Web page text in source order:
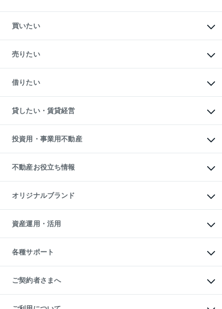
買いたい
新築・分譲マンションの購入
中古マンションの購入
一戸建ての購入
中古一戸建ての購入
不動産購入の流れ
注目キーワード物件特集
購入ガイド
English 繁体中文簡体中文
売りたい
一戸建ての売却・査定
土地の売却・査定
スピードAI査定
不動産査定について
不動産売却の流れ
不動産買換えの流れ
売却ガイド
借りたい
オフィス・店舗の賃貸
借りるときの流れ
借りるガイド
貸したい・賃貸経営
マンション賃料データ
賃貸管理プラン
リロケーションについて
貸すガイド
投資用・事業用不動産
事業用不動産
マンション投資
投資用マンション
アパート経営
収益物件
ビル購入（ビル一棟）
投資用不動産の売却査定
事業用不動産の売却査定
不動産お役立ち情報
マンションライブラリー
人気マンションランキング
暮らしに役立つ不動産メディア
不動産相場・不動産価格情報
不動産コラム・ニュース
不動産用語集
不動産なんでもネット相談室
住まいの税金
オリジナルブランド
一棟リノベーションマンション
L`GENTE（ルジェンテ）
区分リノベーションマンション
投資用一棟レジデンスWELL
不動産小口投資
LEGACIA（レガシア）
資産運用・活用
不動産M&A
アセットマネジメント・出資
各種サポート
相続サポート
リフォームサポート
ご契約者さまへ
ご紹介・再契約特典